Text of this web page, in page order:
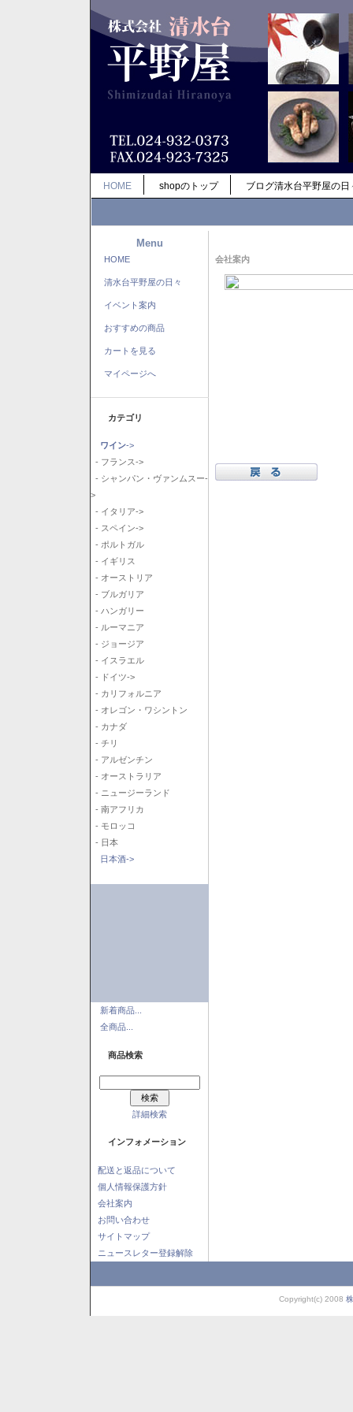
HOME shopのトップ ブログ清水台平野屋の日
Menu
HOME
清水台平野屋の日々
イベント案内
おすすめの商品
カートを見る
マイページへ
カテゴリ
ワイン->
- フランス->
- シャンパン・ヴァンムスー-
>
- イタリア->
- スペイン->
- ポルトガル
- イギリス
- オーストリア
- ブルガリア
- ハンガリー
- ルーマニア
- ジョージア
- イスラエル
- ドイツ->
- カリフォルニア
- オレゴン・ワシントン
- カナダ
- チリ
- アルゼンチン
- オーストラリア
- ニュージーランド
- 南アフリカ
- モロッコ
- 日本
日本酒->
新着商品...
全商品...
商品検索
詳細検索
インフォメーション
配送と返品について
個人情報保護方針
会社案内
お問い合わせ
サイトマップ
ニュースレター登録解除
会社案内
Copyright(c) 2008